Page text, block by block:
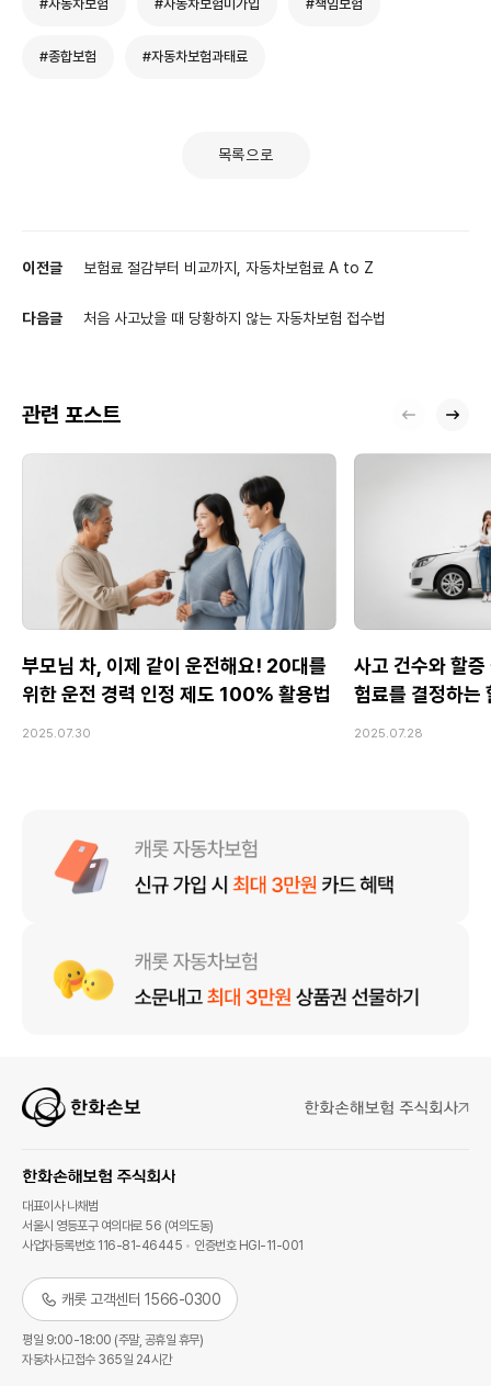
#자동차보험 #자동차보험미가입 #책임보험
#종합보험 #자동차보험과태료
목록으로
이전글 보험료 절감부터 비교까지, 자동차보험료 A to Z
다음글 처음 사고났을 때 당황하지 않는 자동차보험 접수법
관련 포스트
부모님 차, 이제 같이 운전해요! 20대를
위한 운전 경력 인정 제도 100% 활용법
2025.07.30
사고 건수와 할
험료를 결정하는
2025.07.28
대표이사 나채범
서울시 영등포구 여의대로 56 (여의도동)
사업자등록번호 116-81-46445
인증번호 HGI-11-001
캐롯 고객센터 1566-0300
평일 9:00-18:00 (주말, 공휴일 휴무)
자동차사고접수 365일 24시간